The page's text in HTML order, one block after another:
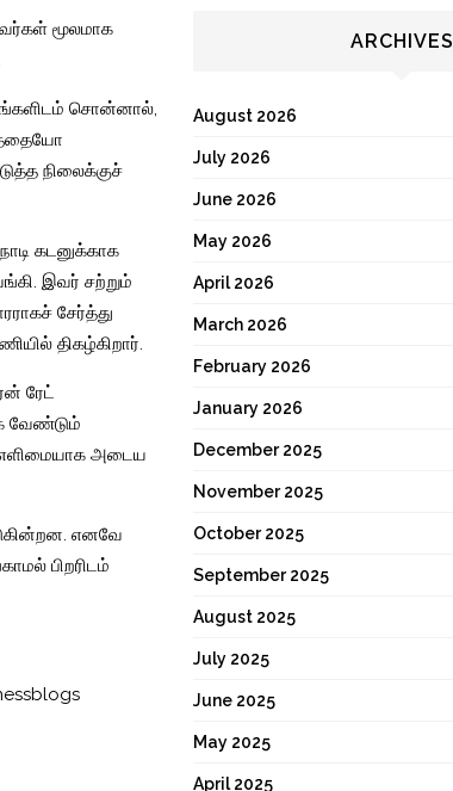
மூலமாக
சொன்னால்
நிலைக்குச்
நாடி கடனுக்காக
இவர் சற்றும்
சேர்த்து
திகழ்கிறார்
ரேட்
வேண்டும்
அடைய
எனவே
பிறரிடம்
ARCHIVES
August 2026
July 2026
June 2026
May 2026
April 2026
March 2026
February 2026
January 2026
December 2025
November 2025
October 2025
September 2025
August 2025
July 2025
June 2025
May 2025
April 2025